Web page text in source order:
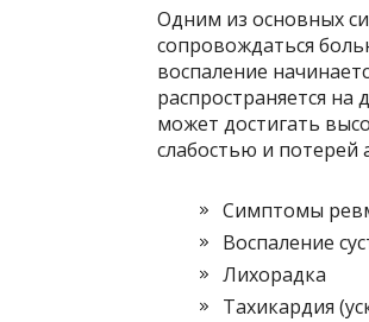
Одним из основных
сопровождаться
воспаление
распространяется на
может достигать
слабостью и потерей
Симптомы
Воспаление
Лихорадка
Тахикардия